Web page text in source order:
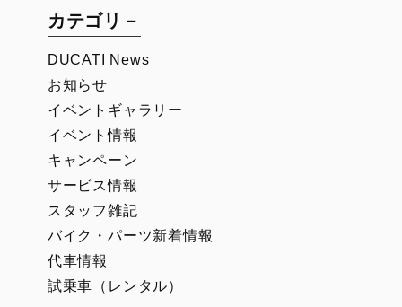
カテゴリ－
DUCATI News
お知らせ
イベントギャラリー
イベント情報
キャンペーン
サービス情報
スタッフ雑記
バイク・パーツ新着情報
代車情報
試乗車（レンタル）